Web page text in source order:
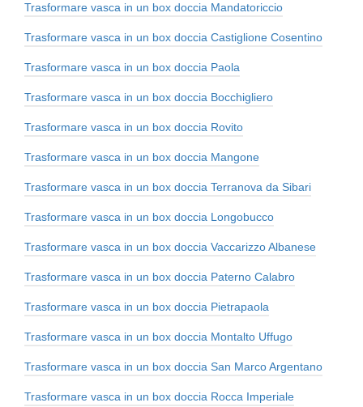
Trasformare vasca in un box doccia Mandatoriccio
Trasformare vasca in un box doccia Castiglione Cosentino
Trasformare vasca in un box doccia Paola
Trasformare vasca in un box doccia Bocchigliero
Trasformare vasca in un box doccia Rovito
Trasformare vasca in un box doccia Mangone
Trasformare vasca in un box doccia Terranova da Sibari
Trasformare vasca in un box doccia Longobucco
Trasformare vasca in un box doccia Vaccarizzo Albanese
Trasformare vasca in un box doccia Paterno Calabro
Trasformare vasca in un box doccia Pietrapaola
Trasformare vasca in un box doccia Montalto Uffugo
Trasformare vasca in un box doccia San Marco Argentano
Trasformare vasca in un box doccia Rocca Imperiale